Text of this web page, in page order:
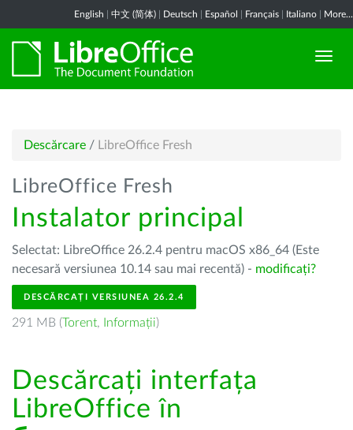
English 中文 (简体) Deutsch Español Français Italiano More...
Descărcare / LibreOffice Fresh
LibreOffice Fresh
Instalator principal
Selectat: LibreOffice 26.2.4 pentru macOS x86_64 (Este
necesară versiunea 10.14 sau mai recentă) - modificați?
DESCĂRCAȚI VERSIUNEA 26.2.4
291 MB (Torent, Informații)
Descărcați interfața
LibreOffice în